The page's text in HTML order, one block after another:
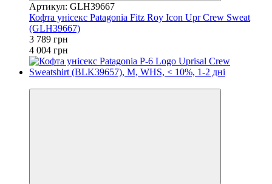
Артикул: GLH39667
Кофта унісекс Patagonia Fitz Roy Icon Upr Crew Sweat
(GLH39667)
3 789 грн
4 004 грн